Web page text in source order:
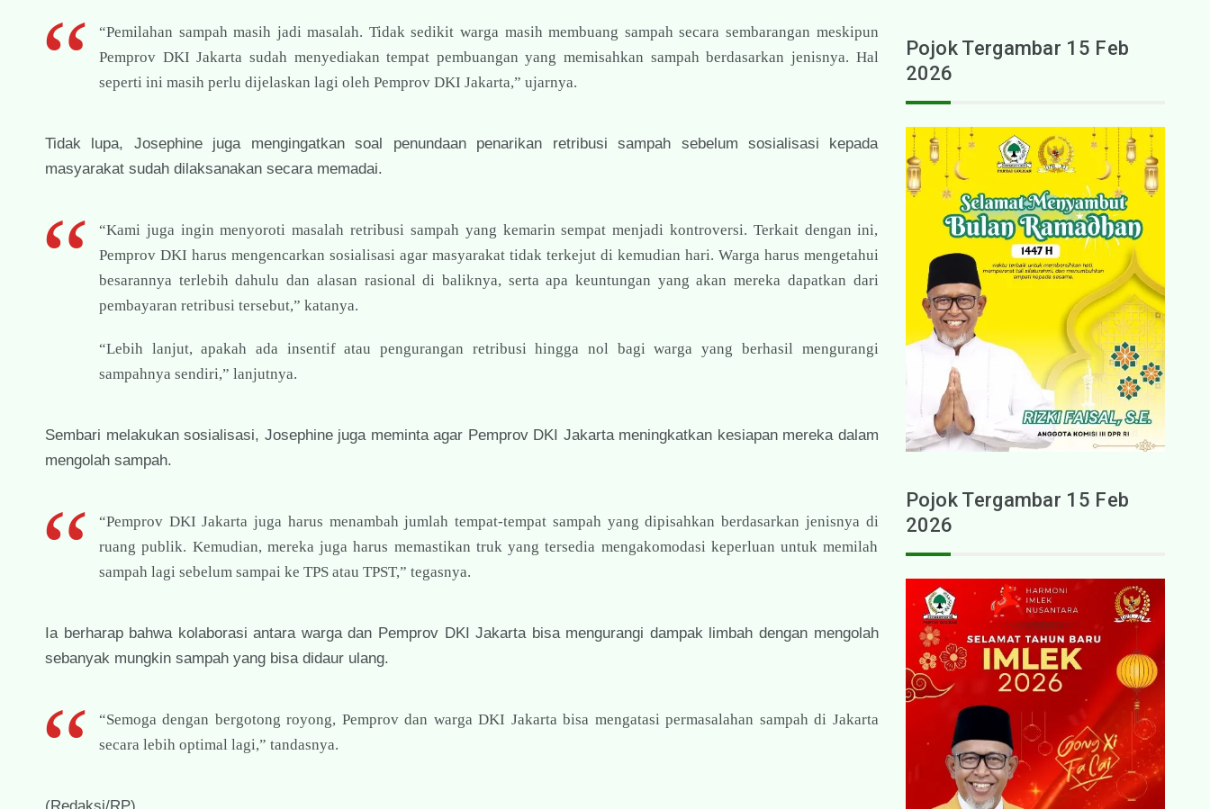
“Pemilahan sampah masih jadi masalah. Tidak sedikit warga masih membuang sampah secara sembarangan meskipun
Pemprov DKI Jakarta sudah menyediakan tempat pembuangan yang memisahkan sampah berdasarkan jenisnya. Hal
seperti ini masih perlu dijelaskan lagi oleh Pemprov DKI Jakarta,” ujarnya.
Tidak lupa, Josephine juga mengingatkan soal penundaan penarikan retribusi sampah sebelum sosialisasi kepada
masyarakat sudah dilaksanakan secara memadai.
“Kami juga ingin menyoroti masalah retribusi sampah yang kemarin sempat menjadi kontroversi. Terkait dengan ini,
Pemprov DKI harus mengencarkan sosialisasi agar masyarakat tidak terkejut di kemudian hari. Warga harus mengetahui
besarannya terlebih dahulu dan alasan rasional di baliknya, serta apa keuntungan yang akan mereka dapatkan dari
pembayaran retribusi tersebut,” katanya.
“Lebih lanjut, apakah ada insentif atau pengurangan retribusi hingga nol bagi warga yang berhasil mengurangi
sampahnya sendiri,” lanjutnya.
Sembari melakukan sosialisasi, Josephine juga meminta agar Pemprov DKI Jakarta meningkatkan kesiapan mereka dalam
mengolah sampah.
“Pemprov DKI Jakarta juga harus menambah jumlah tempat-tempat sampah yang dipisahkan berdasarkan jenisnya di
ruang publik. Kemudian, mereka juga harus memastikan truk yang tersedia mengakomodasi keperluan untuk memilah
sampah lagi sebelum sampai ke TPS atau TPST,” tegasnya.
Ia berharap bahwa kolaborasi antara warga dan Pemprov DKI Jakarta bisa mengurangi dampak limbah dengan mengolah
sebanyak mungkin sampah yang bisa didaur ulang.
“Semoga dengan bergotong royong, Pemprov dan warga DKI Jakarta bisa mengatasi permasalahan sampah di Jakarta
secara lebih optimal lagi,” tandasnya.
Pojok Tergambar 15 Feb
2026
Pojok Tergambar 15 Feb
2026